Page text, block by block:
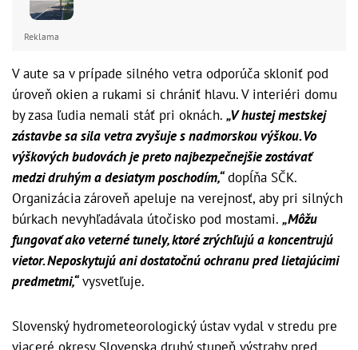
Reklama
V aute sa v prípade silného vetra odporúča skloniť pod
úroveň okien a rukami si chrániť hlavu. V interiéri domu
by zasa ľudia nemali stáť pri oknách. „V hustej mestskej
zástavbe sa sila vetra zvyšuje s nadmorskou výškou. Vo
výškových budovách je preto najbezpečnejšie zostávať
medzi druhým a desiatym poschodím,“dopĺňa SČK.
Organizácia zároveň apeluje na verejnosť, aby pri silných
búrkach nevyhľadávala útočisko pod mostami. „Môžu
fungovať ako veterné tunely, ktoré zrýchľujú a koncentrujú
vietor. Neposkytujú ani dostatočnú ochranu pred lietajúcimi
predmetmi,“vysvetľuje.
Slovenský hydrometeorologický ústav vydal v stredu pre